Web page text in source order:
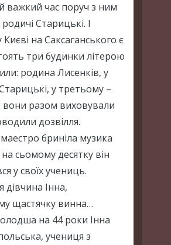
важкий час поруч з ним
Старицькі. І
Києві на Саксаганського є
три будинки літерою
родина Лисенків, у
у третьому –
вони разом виховували
дозвілля.
бриніла музика
на сьомому десятку він
у своїх учениць.
дівчина Інна,
щастячку винна…
на 44 роки Інна
учениця з